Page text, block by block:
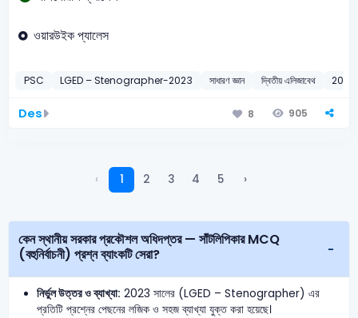
ওয়ারউইক প্যালেস
PSC LGED – Stenographer-2023 সাধারণ জ্ঞান দ্বিতীয় এলিজাবেথ 2023
Des 8 905
‹ 1 2 3 4 5 ›
কেন স্থানীয় সরকার প্রকৌশল অধিদপ্তর — সাঁটলিপিকার MCQ
(বহুনির্বাচনী) প্রশ্ন ব্যাংকটি সেরা?
নির্ভুল উত্তর ও ব্যাখ্যা: 2023 সালের (LGED – Stenographer) এর
প্রতিটি প্রশ্নের পেছনের লজিক ও সহজ ব্যাখ্যা যুক্ত করা হয়েছে।